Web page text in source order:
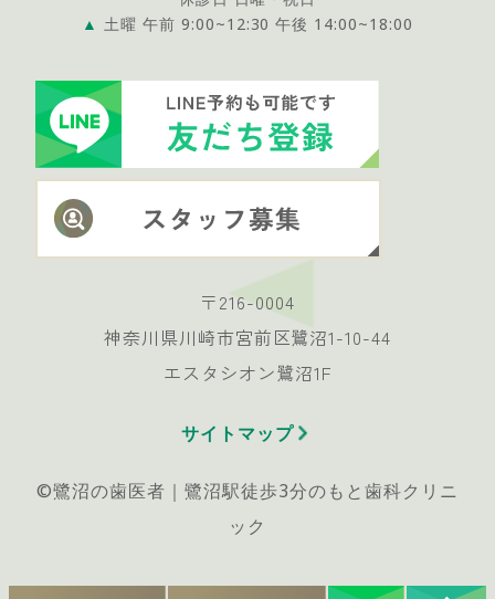
▲ 土曜 午前 9:00~12:30 午後 14:00~18:00
〒216-0004
神奈川県川崎市宮前区鷺沼1-10-44
エスタシオン鷺沼1F
サイトマップ
©︎鷺沼の歯医者｜鷺沼駅徒歩3分のもと歯科クリニ
ック